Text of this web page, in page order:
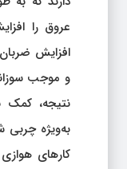
عروق را
افزایش
و موجب
نتیجه،
به‌ویژه چربی
کارهای